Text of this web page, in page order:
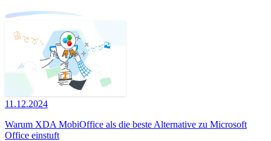
11.12.2024
Warum XDA MobiOffice als die beste Alternative zu Microsoft
Office einstuft